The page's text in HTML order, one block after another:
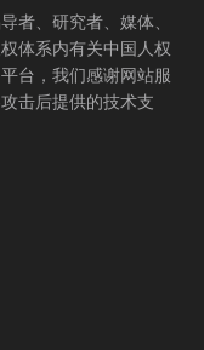
者、研究者、媒体、
体系内有关中国人权
台，我们感谢网站服
击后提供的技术支